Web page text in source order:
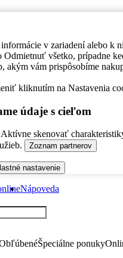
v zariadení alebo k
všetko, prípadne
akým vám prispôsobíme
kliknutím na Nastavenia
údaje s cieľom
skenovať
Zoznam partnerov
nastavenie
Nápoveda
Špeciálne ponuky